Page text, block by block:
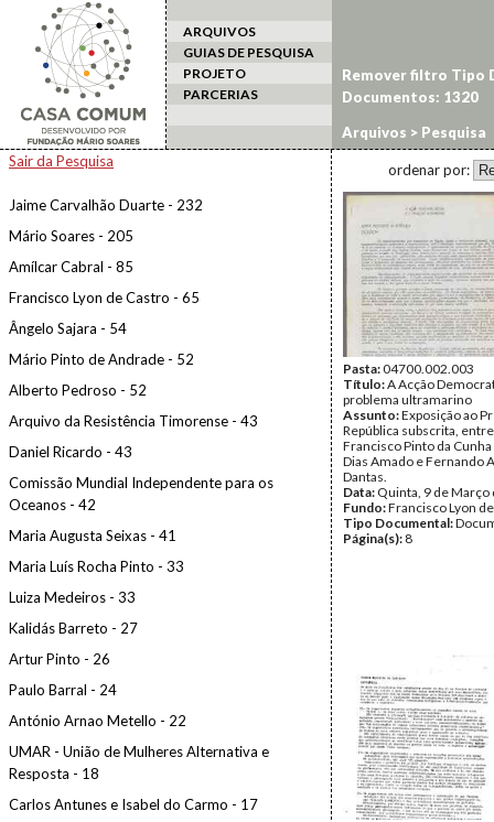
ARQUIVOS
GUIAS DE PESQUISA
PROJETO
PARCERIAS
Arquivos > Pesquisa
Sair da Pesquisa
Jaime Carvalhão Duarte - 232
Mário Soares - 205
Amílcar Cabral - 85
Francisco Lyon de Castro - 65
Ângelo Sajara - 54
Mário Pinto de Andrade - 52
Alberto Pedroso - 52
Arquivo da Resistência Timorense - 43
Daniel Ricardo - 43
Comissão Mundial Independente para os
Oceanos - 42
Maria Augusta Seixas - 41
Maria Luís Rocha Pinto - 33
Luiza Medeiros - 33
Kalidás Barreto - 27
Artur Pinto - 26
Paulo Barral - 24
António Arnao Metello - 22
UMAR - União de Mulheres Alternativa e
Resposta - 18
Carlos Antunes e Isabel do Carmo - 17
Remover filtro Tipo
Documentos: 1320
ordenar por:
Pasta:04700.002.003
Título:A Acção
problema ultramarino
Assunto:Exposição ao
República subscrita,
Francisco Pinto da Cunha
Dias Amado e Fernando
Dantas.
Data: Quinta, 9 de Março
Fundo:Francisco Lyon
Tipo Documental:
Página(s): 8